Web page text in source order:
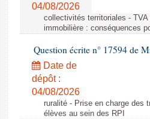
04/08/2026
collectivités territoriales -
immobilière : conséquences
Question écrite n° 17594 de
Date de
dépôt :
04/08/2026
ruralité - Prise en charge des
élèves au sein des RPI